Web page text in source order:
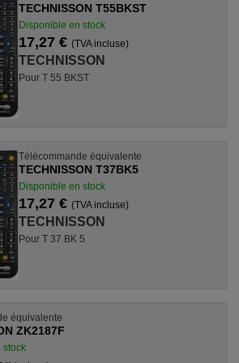
TECHNISSON T55BKST
Disponible en stock
17,27 € (TVA incluse)
TECHNISSON
Pour T 55 BKST
Télécommande équivalente
TECHNISSON T37BK5
Disponible en stock
17,27 € (TVA incluse)
TECHNISSON
Pour T 37 BK 5
équivalente
ZK2187F
stock